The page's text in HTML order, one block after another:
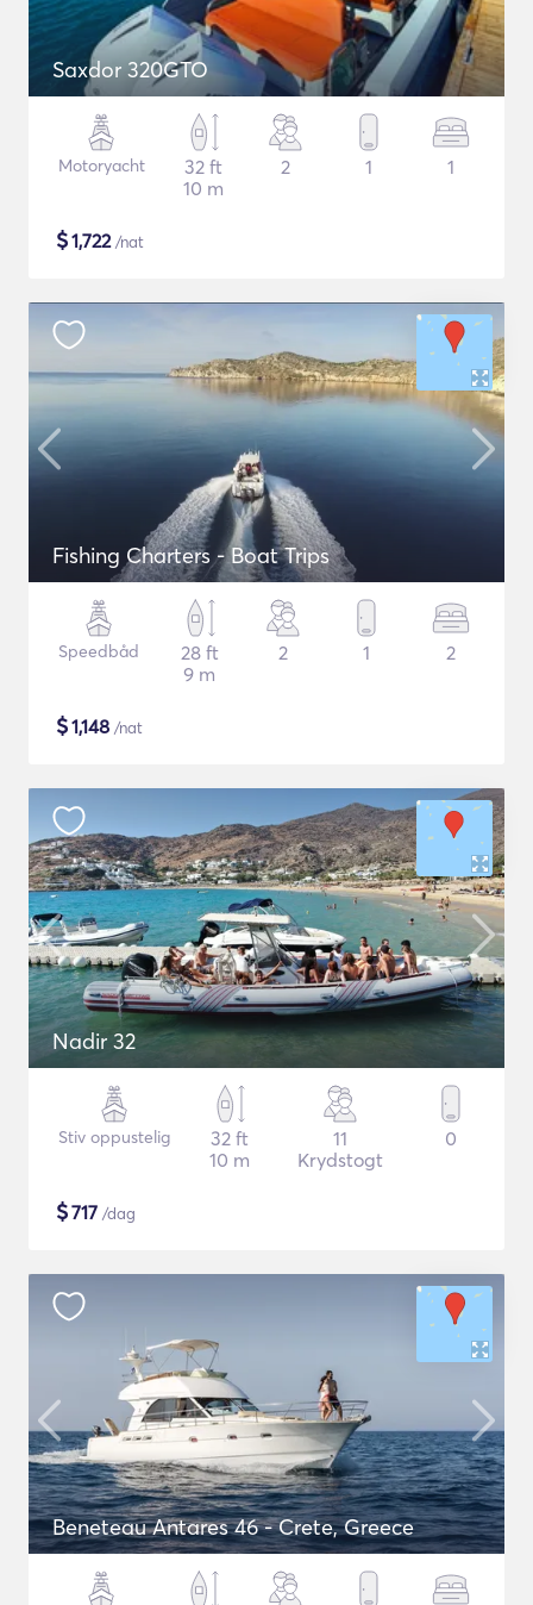
Saxdor 320GTO
Motoryacht
32 ft
10 m
2 1 1
$1,722/nat
Fishing Charters - Boat Trips
Speedbåd
28 ft
9 m
2 1 2
$1,148 /nat
Nadir 32
Stiv oppustelig
32 ft
10 m
11
Krydstogt
0
$717 /dag
Beneteau Antares 46 - Crete, Greece